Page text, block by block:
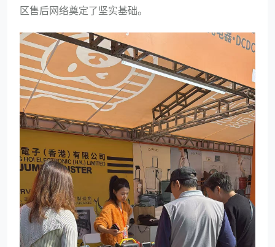
区售后网络奠定了坚实基础。